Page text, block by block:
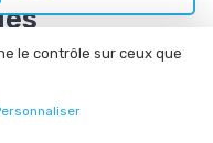
l’industrie
souvent en 6K ou
le contrôle sur ceux que